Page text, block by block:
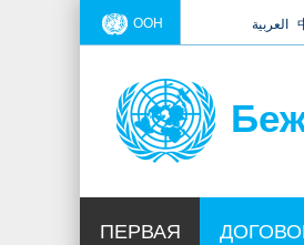
ООН العربية
ПЕРВАЯ